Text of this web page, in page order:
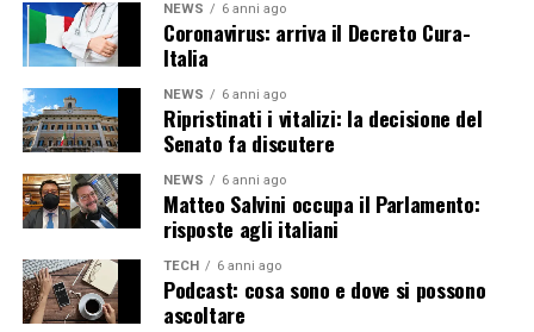
NEWS 6 anni ago
Coronavirus: arriva il Decreto Cura-
Italia
NEWS 6 anni ago
Ripristinati i vitalizi: la decisione del
Senato fa discutere
NEWS 6 anni ago
Matteo Salvini occupa il Parlamento:
risposte agli italiani
TECH 6 anni ago
Podcast: cosa sono e dove si possono
ascoltare